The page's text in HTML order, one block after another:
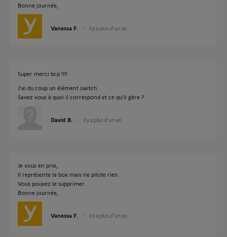
Bonne journée,
Vanessa F. il y a plus d'un an
Super merci bcp !!!!
J’ai du coup un élément switch
Savez vous à quoi il correspond et ce qu’il gère ?
David B. il y a plus d'un an
Je vous en prie,
Il représente la box mais ne pilote rien.
Vous pouvez le supprimer.
Bonne journée,
Vanessa F. il y a plus d'un an